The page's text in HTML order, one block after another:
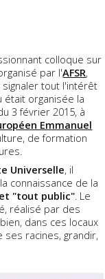
colloque sur
par l'AFSR,
tout l'intérêt
était organisée la
3 février 2015, à
Emmanuel
de formation
Universelle, il
connaissance de la
"tout public" . Le
réalisé par des
dans ces locaux
ses racines, grandir,